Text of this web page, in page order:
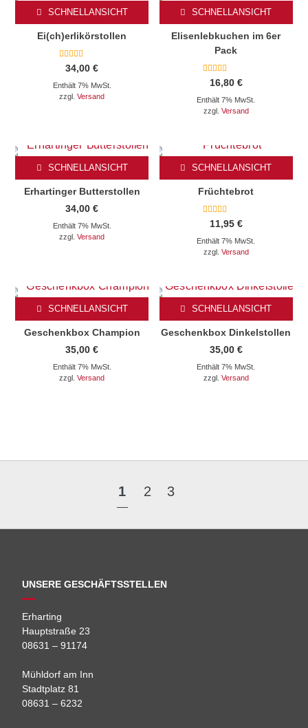
SCHNELLANSICHT
Ei(ch)erlikörstollen
Bewertet mit
5.00
von 5
34,00€
Enthält 7% MwSt.
zzgl.Versand
SCHNELLANSICHT
Elisenlebkuchen im 6er
Pack
Bewertet mit
5.00
von 5
16,80 €
Enthält 7% MwSt.
zzgl. Versand
SCHNELLANSICHT
Erhartinger Butterstollen
34,00€
Enthält 7% MwSt.
zzgl.Versand
SCHNELLANSICHT
Früchtebrot
Bewertet mit
5.00
von 5
11,95 €
Enthält 7% MwSt.
zzgl. Versand
SCHNELLANSICHT
Geschenkbox Champion
35,00€
Enthält 7% MwSt.
zzgl.Versand
SCHNELLANSICHT
Geschenkbox Dinkelstollen
35,00 €
Enthält 7% MwSt.
zzgl. Versand
1 2 3
UNSERE GESCHÄFTSSTELLEN
Erharting
Hauptstraße 23
08631 – 91174
Mühldorf am Inn
Stadtplatz 81
08631 – 6232